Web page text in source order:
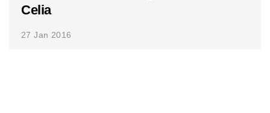
Celia
27 Jan 2016